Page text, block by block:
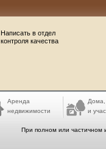
Написать в отдел
контроля качества
Аренда
недвижимости
Дома,
и
При полном или частичном